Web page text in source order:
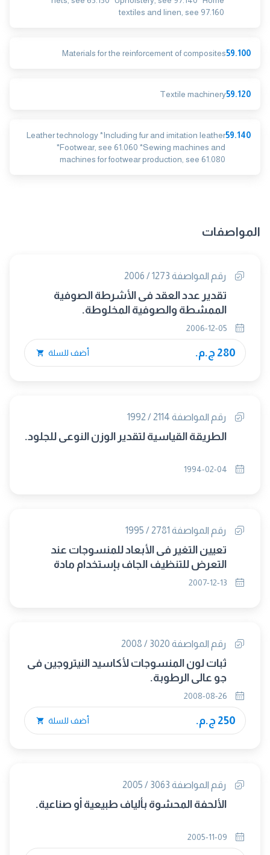
textiles and linen, see 97.160
59.100
Materials for the reinforcement of composites
59.120
Textile machinery
59.140
Leather technology *Including fur and imitation leather
*Footwear, see 61.060 *Sewing machines and
machines for footwear production, see 61.080
المواصفات
رقم المواصفة 1273 / 2006
تقدير عدد العقد فى الأشرطة الصوفية
الممشطة والصوفية المخلوطة.
280 ج.م. أضف للسلة
رقم المواصفة 2114 / 1992
الطريقة القياسية لتقدير الوزن النوعى للجلود.
رقم المواصفة 2781 / 1995
تعيين التغير فى الأبعاد للمنسوجات عند
التعرض للتنظيف الجاف بإستخدام مادة
بيركلورو - ايثيلين (الطريقة الآلية).
رقم المواصفة 3020 / 2008
ثبات لون المنسوجات لأكاسيد النيتروجين فى
جو عالى الرطوبة.
250 ج.م. أضف للسلة
رقم المواصفة 3063 / 2005
الألحفة المحشوة بألياف طبيعية أو صناعية.